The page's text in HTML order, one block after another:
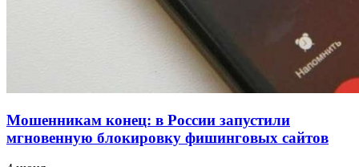
Мошенникам конец: в России запустили
мгновенную блокировку фишинговых сайтов